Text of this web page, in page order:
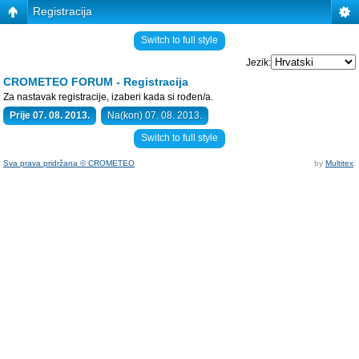
Registracija
Switch to full style
Jezik:
CROMETEO FORUM - Registracija
Za nastavak registracije, izaberi kada si rođen/a.
Prije 07. 08. 2013.
Na(kon) 07. 08. 2013.
Switch to full style
Sva prava pridržana © CROMETEO by Multitex